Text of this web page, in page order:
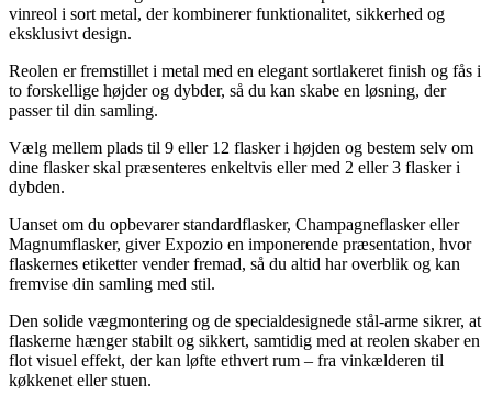
vinreol i sort metal, der kombinerer funktionalitet, sikkerhed og
eksklusivt design.
Reolen er fremstillet i metal med en elegant sortlakeret finish og fås i
to forskellige højder og dybder, så du kan skabe en løsning, der
passer til din samling.
Vælg mellem plads til 9 eller 12 flasker i højden og bestem selv om
dine flasker skal præsenteres enkeltvis eller med 2 eller 3 flasker i
dybden.
Uanset om du opbevarer standardflasker, Champagneflasker eller
Magnumflasker, giver Expozio en imponerende præsentation, hvor
flaskernes etiketter vender fremad, så du altid har overblik og kan
fremvise din samling med stil.
Den solide vægmontering og de specialdesignede stål-arme sikrer, at
flaskerne hænger stabilt og sikkert, samtidig med at reolen skaber en
flot visuel effekt, der kan løfte ethvert rum – fra vinkælderen til
køkkenet eller stuen.